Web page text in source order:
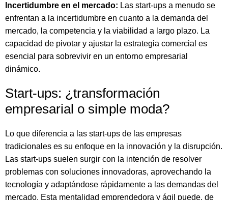
Incertidumbre en el mercado: Las start-ups a menudo se
enfrentan a la incertidumbre en cuanto a la demanda del
mercado, la competencia y la viabilidad a largo plazo. La
capacidad de pivotar y ajustar la estrategia comercial es
esencial para sobrevivir en un entorno empresarial
dinámico.
Start-ups: ¿transformación
empresarial o simple moda?
Lo que diferencia a las start-ups de las empresas
tradicionales es su enfoque en la innovación y la disrupción.
Las start-ups suelen surgir con la intención de resolver
problemas con soluciones innovadoras, aprovechando la
tecnología y adaptándose rápidamente a las demandas del
mercado. Esta mentalidad emprendedora y ágil puede, de